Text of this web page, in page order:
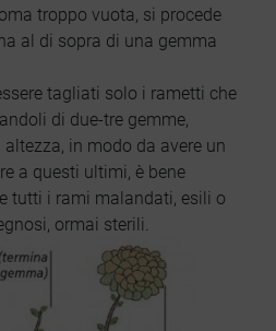
troppo vuota, si procede
a al di sopra di una gemma
tagliati solo i rametti che
di due-tre gemme,
in modo da avere un
a questi ultimi, è bene
tutti i rami malandati, esili o
ormai sterili.